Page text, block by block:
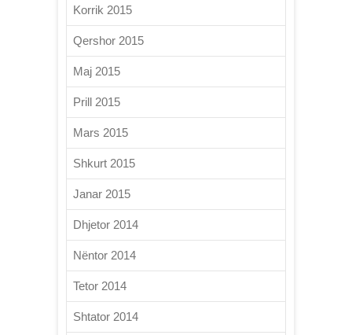
Korrik 2015
Qershor 2015
Maj 2015
Prill 2015
Mars 2015
Shkurt 2015
Janar 2015
Dhjetor 2014
Nëntor 2014
Tetor 2014
Shtator 2014